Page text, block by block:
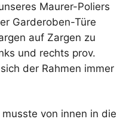
Maurer-Poliers
Garderoben-Türe
auf Zargen zu
und rechts prov.
der Rahmen immer
von innen in die